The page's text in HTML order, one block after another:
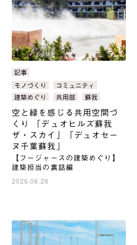
カ
テ
ゴ
リ：
記事
タ
グ：
モノづくり
コミュニティ
建築めぐり
共用部 蘇我
空と緑を感じる共用空間づ
くり 「デュオヒルズ蘇我
ザ・スカイ」「デュオセー
ヌ千葉蘇我」
【フージャースの建築めぐり】
建築担当の裏話編
2026.06.26